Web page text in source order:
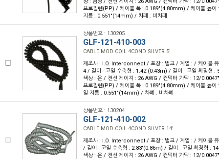
프로필렌(PP) / 케이블 폭 : 0.189"(4.80mm) / 케이블 높
지름 : 0.551"(14mm) / 차폐 : 비차폐
상품번호 : 130205
GLF-121-410-003
CABLE MOD COIL 4COND SILVER 5'
제조사 : I.O. Interconnect / 포장 : 벌크 / 계열 : / 케이블
4 / 길이 - 코일 수축형 : 1.42'(0.43m) / 길이 - 코일 확장형
색상 : 은 / 전선 게이지 : 26 AWG / 컨덕터 가닥 : 12/
프로필렌(PP) / 케이블 폭 : 0.189"(4.80mm) / 케이블 높
일 지름 : 0.551"(14mm) / 차폐 : 비차폐
상품번호 : 130204
GLF-121-410-002
CABLE MOD COIL 4COND SILVER 14'
제조사 : I.O. Interconnect / 포장 : 벌크 / 계열 : / 케이블
/ 길이 - 코일 수축형 : 2.83'(0.86m) / 길이 - 코일 확장형 :
색상 : 은 / 전선 게이지 : 26 AWG / 컨덕터 가닥 : 12/